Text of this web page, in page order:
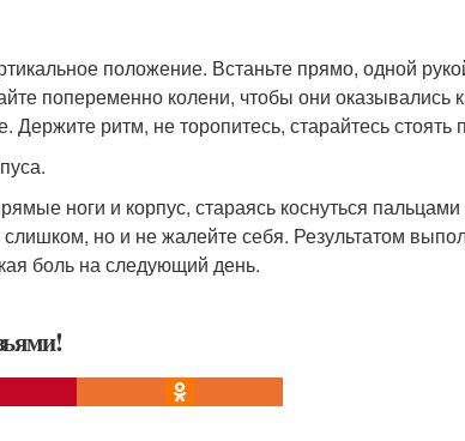
положение. Встаньте прямо, одной
попеременно колени, чтобы они оказывались
Держите ритм, не торопитесь, старайтесь стоять
ноги и корпус, стараясь коснуться
но и не жалейте себя. Результатом
боль на следующий день.